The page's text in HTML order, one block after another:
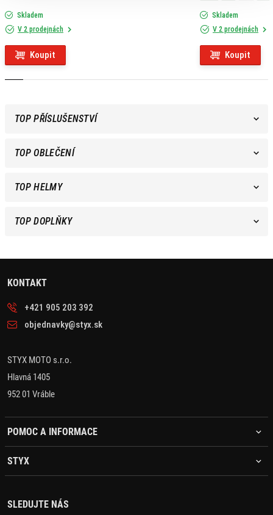
Skladem
V 2 prodejnách
Koupit
Skladem
V 2 prodejnách
Koupit
TOP PŘÍSLUŠENSTVÍ
TOP OBLEČENÍ
TOP HELMY
TOP DOPLŇKY
KONTAKT
+421 905 203 392
objednavky@styx.sk
STYX MOTO s.r.o.
Hlavná 1405
952 01 Vráble
POMOC A INFORMACE
STYX
SLEDUJTE NÁS